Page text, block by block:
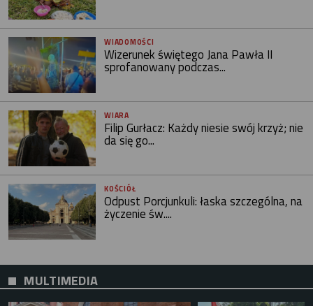
WIADOMOŚCI
Wizerunek świętego Jana Pawła II
sprofanowany podczas...
WIARA
Filip Gurłacz: Każdy niesie swój krzyż; nie
da się go...
KOŚCIÓŁ
Odpust Porcjunkuli: łaska szczególna, na
życzenie św....
MULTIMEDIA